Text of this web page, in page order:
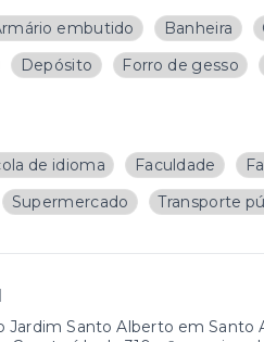
embutido Banheira
Depósito Forro de gesso
de idioma Faculdade
Supermercado Transporte
Jardim Santo Alberto em